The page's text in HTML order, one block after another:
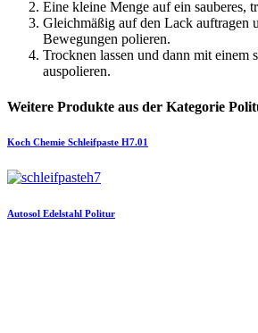
Eine kleine Menge auf ein sauberes,
Gleichmäßig auf den Lack auftragen
Bewegungen polieren.
Trocknen lassen und dann mit einem
auspolieren.
Weitere Produkte aus der Kategorie
Koch Chemie Schleifpaste H7.01
Autosol Edelstahl Politur